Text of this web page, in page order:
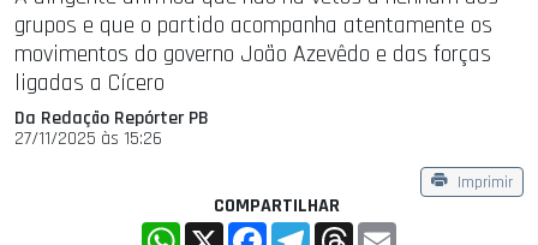
grupos e que o partido acompanha atentamente os
movimentos do governo João Azevêdo e das forças
ligadas a Cícero
Da Redação Repórter PB
27/11/2025 às 15:26
Imprimir
COMPARTILHAR
WhatsApp
X FacebookTelegramThreads